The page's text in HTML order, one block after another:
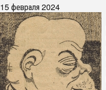
15 февраля 2024